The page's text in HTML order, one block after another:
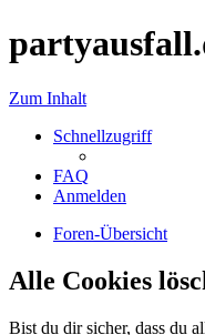
Zum Inhalt
Schnellzugriff
FAQ
Anmelden
Foren-Übersicht
Alle Cookies
Bist du dir sicher, dass du